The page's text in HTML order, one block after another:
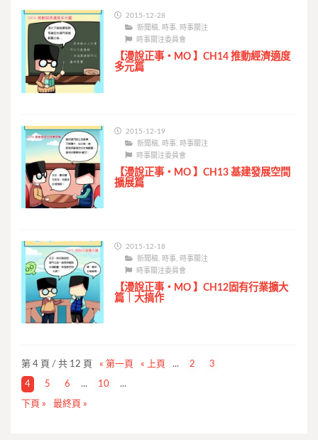
2015-12-28
新聞稿, 時事, 時事關注
時事關注委員會
【漫說正事・MO 】CH14 推動經濟適度
多元篇
2015-12-19
新聞稿 時事 時事關注
時事關注委員會
【漫說正事・MO 】CH13 基建發展空間
擴展篇
2015-12-18
新聞稿 時事 時事關注
時事關注委員會
【漫說正事・MO 】CH12固有行業擴大
篇｜大搞作
第 4 頁 / 共 12 頁 « 第一頁 « 上頁 ... 2 3
4 5 6 ... 10 ...
下頁 » 最終頁 »